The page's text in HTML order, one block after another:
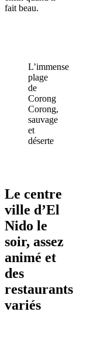
fait beau.
L’immense
plage
de
Corong
Corong,
sauvage
et
déserte
Le centre
ville d’El
Nido le
soir, assez
animé et
des
restaurants
variés